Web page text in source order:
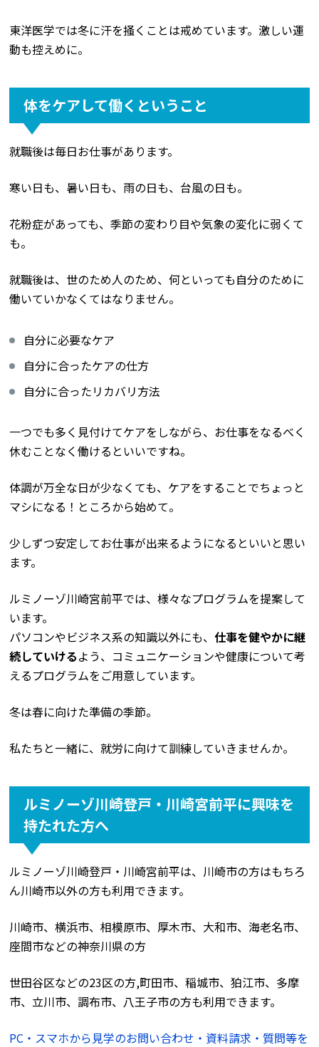
東洋医学では冬に汗を掻くことは戒めています。激しい運
動も控えめに。
体をケアして働くということ
就職後は毎日お仕事があります。
寒い日も、暑い日も、雨の日も、台風の日も。
花粉症があっても、季節の変わり目や気象の変化に弱くて
も。
就職後は、世のため人のため、何といっても自分のために
働いていかなくてはなりません。
自分に必要なケア
自分に合ったケアの仕方
自分に合ったリカバリ方法
一つでも多く見付けてケアをしながら、お仕事をなるべく
休むことなく働けるといいですね。
体調が万全な日が少なくても、ケアをすることでちょっと
マシになる！ところから始めて。
少しずつ安定してお仕事が出来るようになるといいと思い
ます。
ルミノーゾ川崎宮前平では、様々なプログラムを提案して
います。
パソコンやビジネス系の知識以外にも、仕事を健やかに継
続していけるよう、コミュニケーションや健康について考
えるプログラムをご用意しています。
冬は春に向けた準備の季節。
私たちと一緒に、就労に向けて訓練していきませんか。
ルミノーゾ川崎登戸・川崎宮前平に興味を
持たれた方へ
ルミノーゾ川崎登戸・川崎宮前平は、川崎市の方はもちろ
ん川崎市以外の方も利用できます。
川崎市、横浜市、相模原市、厚木市、大和市、海老名市、
座間市などの神奈川県の方
世田谷区などの23区の方,町田市、稲城市、狛江市、多摩
市、立川市、調布市、八王子市の方も利用できます。
PC・スマホから見学のお問い合わせ・資料請求・質問等を